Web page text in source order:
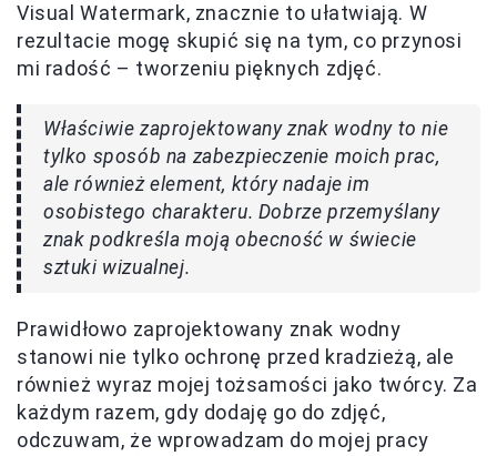
Visual Watermark, znacznie to ułatwiają. W
rezultacie mogę skupić się na tym, co przynosi
mi radość – tworzeniu pięknych zdjęć.
Właściwie zaprojektowany znak wodny to nie
tylko sposób na zabezpieczenie moich prac,
ale również element, który nadaje im
osobistego charakteru. Dobrze przemyślany
znak podkreśla moją obecność w świecie
sztuki wizualnej.
Prawidłowo zaprojektowany znak wodny
stanowi nie tylko ochronę przed kradzieżą, ale
również wyraz mojej tożsamości jako twórcy. Za
każdym razem, gdy dodaję go do zdjęć,
odczuwam, że wprowadzam do mojej pracy